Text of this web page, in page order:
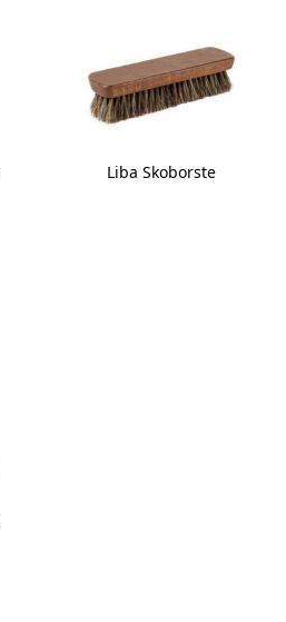
Liba Skoborste